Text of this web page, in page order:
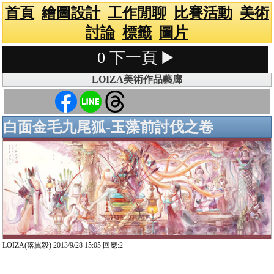
首頁 繪圖設計 工作閒聊 比賽活動 美術
討論 標籤 圖片
0 下一頁 ▶️
LOIZA美術作品藝廊
白面金毛九尾狐-玉藻前討伐之卷
LOIZA(落翼殺) 2013/9/28 15:05 回應:2